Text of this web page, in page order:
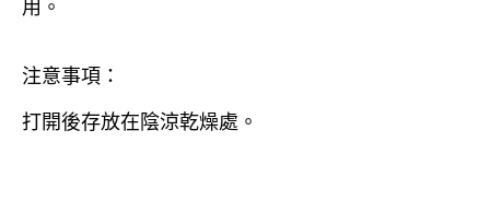
用。
注意事項：
打開後存放在陰涼乾燥處。